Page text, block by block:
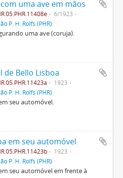
uma ave em mãos
6/1923
P. H. Rolfs (PHR)
uma ave (coruja).
de Bello Lisboa
1923
P. H. Rolfs (PHR)
seu automóvel.
em seu automóvel
1923
P. H. Rolfs (PHR)
seu automóvel em frente à